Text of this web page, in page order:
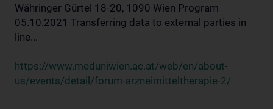
Währinger Gürtel 18-20, 1090 Wien Program
05.10.2021 Transferring data to external parties in
line...
https://www.meduniwien.ac.at/web/en/about-
us/events/detail/forum-arzneimitteltherapie-2/